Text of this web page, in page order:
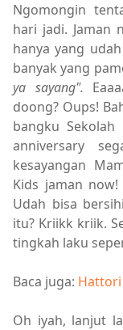
Ngomongin
hari jadi. Jaman
hanya yang
banyak yang
ya sayang".
doong? Oups!
bangku
anniversary
kesayangan
Kids jaman
Udah bisa
itu? Kriikk kriik.
tingkah laku
Baca juga: Hattori
Oh iyah, lanjut